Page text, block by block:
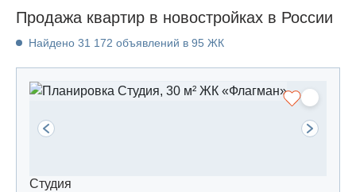
Продажа квартир в новостройках в России
Найдено 31 172 объявлений в 95 ЖК
Студия